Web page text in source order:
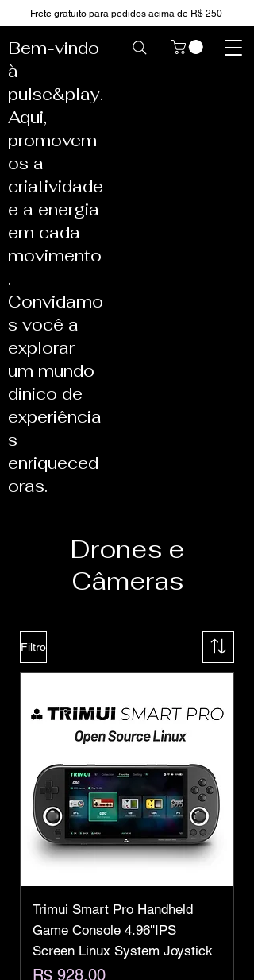
Frete gratuito para pedidos acima de R$ 250
Bem-vindo
à
pulse&play.
Aqui,
promovem
os a
criatividade
e a energia
em cada
movimento
.
Convidamo
s você a
explorar
um mundo
dinico de
experiência
s
enriqueced
oras.
Drones e
Câmeras
Filtro
Trimui Smart Pro Handheld
Game Console 4.96''IPS
Screen Linux System Joystick
Preço
R$ 928,00